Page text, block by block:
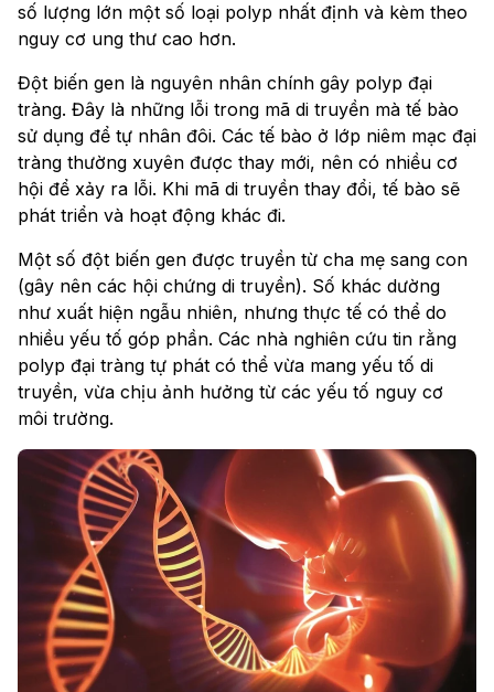
số lượng lớn một số loại polyp nhất định và kèm theo
nguy cơ ung thư cao hơn.
Đột biến gen là nguyên nhân chính gây polyp đại
tràng. Đây là những lỗi trong mã di truyền mà tế bào
sử dụng để tự nhân đôi. Các tế bào ở lớp niêm mạc đại
tràng thường xuyên được thay mới, nên có nhiều cơ
hội để xảy ra lỗi. Khi mã di truyền thay đổi, tế bào sẽ
phát triển và hoạt động khác đi.
Một số đột biến gen được truyền từ cha mẹ sang con
(gây nên các hội chứng di truyền). Số khác dường
như xuất hiện ngẫu nhiên, nhưng thực tế có thể do
nhiều yếu tố góp phần. Các nhà nghiên cứu tin rằng
polyp đại tràng tự phát có thể vừa mang yếu tố di
truyền, vừa chịu ảnh hưởng từ các yếu tố nguy cơ
môi trường.